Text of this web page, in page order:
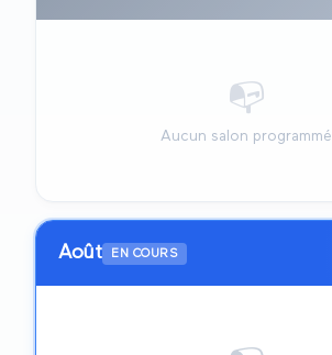
📭
Aucun salon programmé
Août EN COURS